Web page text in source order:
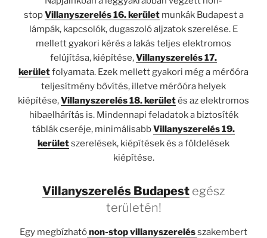
stopVillanyszerelés 16. kerületmunkák Budapest a
lámpák, kapcsolók, dugaszoló aljzatok szerelése. E
mellett gyakori kérés a lakás teljes elektromos
felújítása, kiépítése,Villanyszerelés 17.
kerületfolyamata. Ezek mellett gyakori még a mérőóra
teljesítmény bővítés, illetve mérőóra helyek
kiépítése,Villanyszerelés 18. kerületés az elektromos
hibaelhárítás is. Mindennapi feladatok a biztosíték
táblák cseréje, minimálisabbVillanyszerelés 19.
kerületszerelések, kiépítések és a földelések
kiépítése.
Villanyszerelés Budapest egész
területén!
Egy megbízhatónon-stopvillanyszerelésszakembert